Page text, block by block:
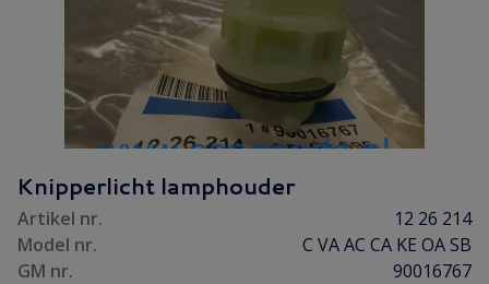
Knipperlicht lamphouder
Artikel nr.
12 26 214
Model nr.
C VA AC CA KE OA SB
GM nr.
90016767